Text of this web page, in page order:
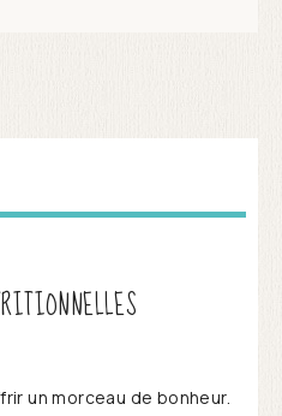
un morceau de bonheur.